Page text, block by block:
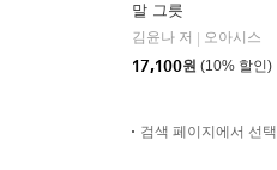
말 그릇
김윤나 저
오아시스
17,100원 (10% 할인)
검색 페이지에서 선